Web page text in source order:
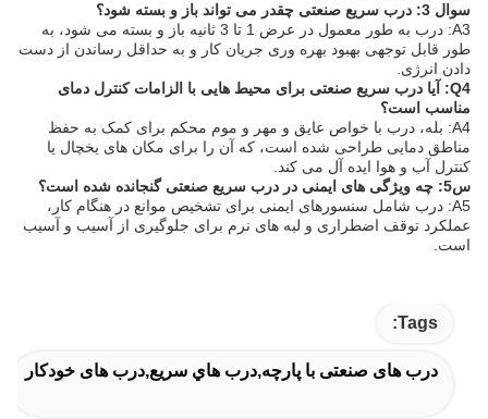
سوال 3: درب سریع صنعتی چقدر می تواند باز و بسته شود؟
A3: درب به طور معمول در عرض 1 تا 3 ثانیه باز و بسته می شود، به
طور قابل توجهی بهبود بهره وری جریان کار و به حداقل رساندن از دست
دادن انرژی.
Q4: آیا درب سریع صنعتی برای محیط هایی با الزامات کنترل دمای
مناسب است؟
A4: بله، درب با خواص عایق و مهر و موم محکم برای کمک به حفظ
مناطق دمایی طراحی شده است، که آن را برای مکان های یخچال یا
کنترل آب و هوا ایده آل می کند.
س5: چه ویژگی های ایمنی در درب سریع صنعتی گنجانده شده است؟
A5: درب شامل سنسورهای ایمنی برای تشخیص موانع در هنگام کار،
عملکرد توقف اضطراری و لبه های نرم برای جلوگیری از آسیب و آسیب
است.
Tags:
درب های صنعتی با پارچه,درب هاي سريع,درب های خودکار